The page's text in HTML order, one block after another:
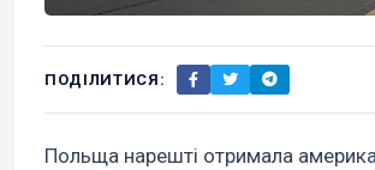
ПОДІЛИТИСЯ:
Польща нарешті отримала